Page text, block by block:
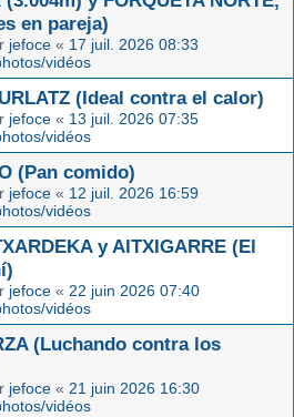
en pareja)
jefoce « 17 juil. 2026 08:33
vidéos
(Ideal contra el calor)
jefoce « 13 juil. 2026 07:35
vidéos
(Pan comido)
jefoce « 12 juil. 2026 16:59
vidéos
y AITXIGARRE (El
jefoce « 22 juin 2026 07:40
vidéos
(Luchando contra los
jefoce « 21 juin 2026 16:30
vidéos